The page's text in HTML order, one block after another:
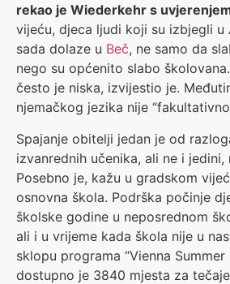
rekao je Wiederkehr s
vijeću, djeca ljudi koji su izbjegli u
sada dolaze u Beč, ne samo da
nego su općenito slabo
često je niska, izvijestio je.
njemačkog jezika nije
Spajanje obitelji jedan je od
izvanrednih učenika, ali ne i jedini,
Posebno je, kažu u gradskom
osnovna škola. Podrška počinje
školske godine u neposrednom
ali i u vrijeme kada škola nije u
sklopu programa “Vienna Summer
dostupno je 3840 mjesta za